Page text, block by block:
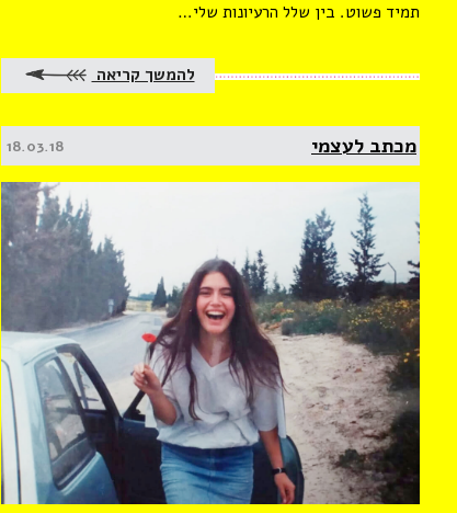
תמיד פשוט. בין שלל הרעיונות שלי…
להמשך קריאה
מכתב לעצמי Posted
18.03.18